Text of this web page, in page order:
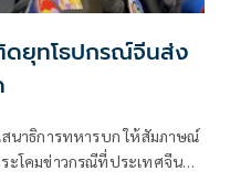
ติดยุทโธปกรณ์จีนส่ง
นาธิการทหารบก ให้สัมภาษณ์
โคมข่าวกรณีที่ประเทศจีนส่ง